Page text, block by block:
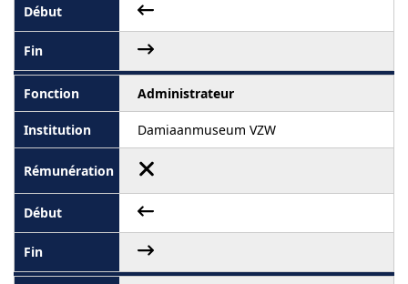
Administrateur
Damiaanmuseum VZW